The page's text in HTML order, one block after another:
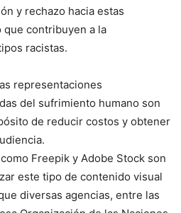
y rechazo hacia estas
que contribuyen a la
racistas.
representaciones
del sufrimiento humano son
de reducir costos y obtener
Freepik y Adobe Stock son
este tipo de contenido visual
diversas agencias, entre las